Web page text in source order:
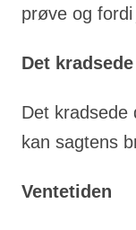
prøve og fordi
Det kradsede
Det
kan sagtens
Ventetiden